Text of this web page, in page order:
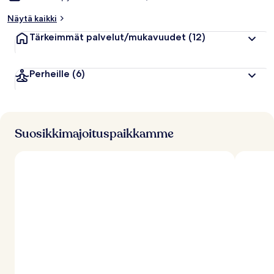
Näytä kaikki
Tärkeimmät palvelut/mukavuudet (12)
Perheille (6)
Suosikkimajoituspaikkamme